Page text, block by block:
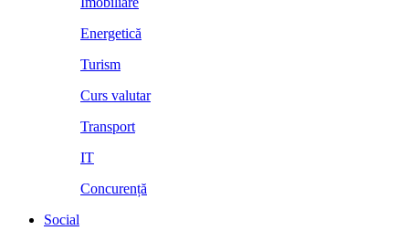
Energetică
Turism
Curs valutar
Transport
IT
Concurență
Social